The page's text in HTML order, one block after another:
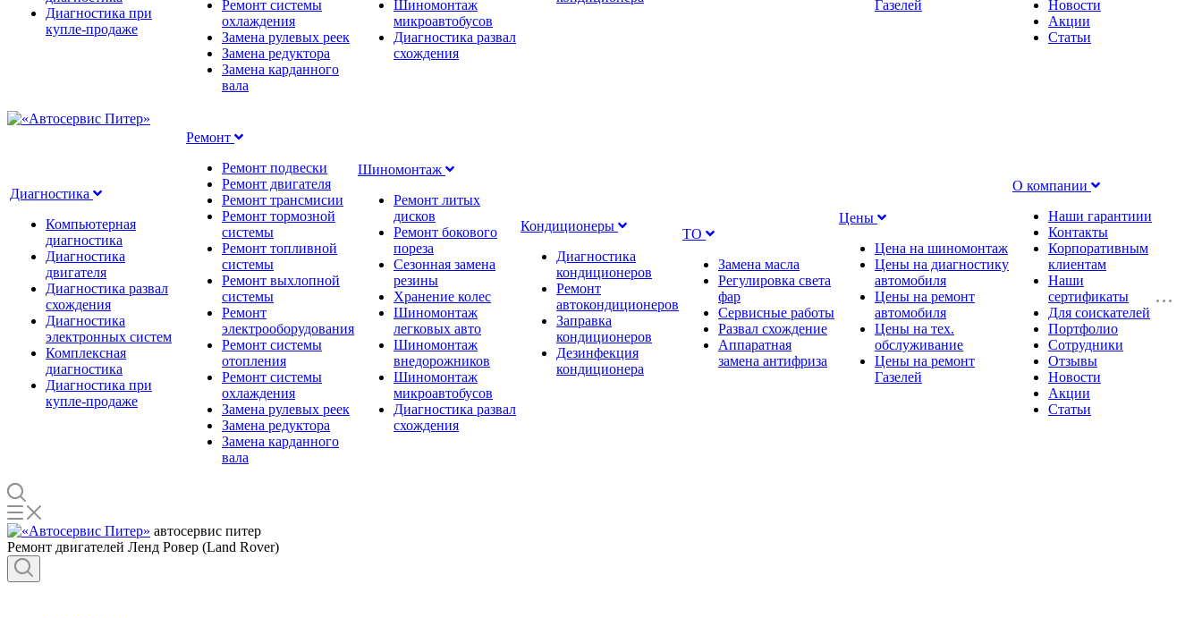
Диагностика при
купле-продаже
Ремонт системы
охлаждения
Замена рулевых реек
Замена редуктора
Замена карданного
вала
Шиномонтаж
микроавтобусов
Диагностика развал
схождения
Газелей
Новости
Акции
Статьи
Диагностика
Компьютерная
диагностика
Диагностика
двигателя
Диагностика развал
схождения
Диагностика
электронных систем
Комплексная
диагностика
Диагностика при
купле-продаже
Ремонт
Ремонт подвески
Ремонт двигателя
Ремонт трансмисии
Ремонт тормозной
системы
Ремонт топливной
системы
Ремонт выхлопной
системы
Ремонт
электрооборудования
Ремонт системы
отопления
Ремонт системы
охлаждения
Замена рулевых реек
Замена редуктора
Замена карданного
вала
Шиномонтаж
Ремонт литых
дисков
Ремонт бокового
пореза
Сезонная замена
резины
Хранение колес
Шиномонтаж
легковых авто
Шиномонтаж
внедорожников
Шиномонтаж
микроавтобусов
Диагностика развал
схождения
Кондиционеры
Диагностика
кондиционеров
Ремонт
автокондиционеров
Заправка
кондиционеров
Дезинфекция
кондиционера
ТО
Замена масла
Регулировка света
фар
Сервисные работы
Развал схождение
Аппаратная
замена антифриза
Цены
Цена на шиномонтаж
Цены на диагностику
автомобиля
Цены на ремонт
автомобиля
Цены на тех.
обслуживание
Цены на ремонт
Газелей
О компании
Наши гарантиии
Контакты
Корпоративным
клиентам
Наши
сертификаты
Для соискателей
Портфолио
Сотрудники
Отзывы
Новости
Акции
Статьи
автосервис питер
Ремонт двигателей Ленд Ровер (Land Rover)